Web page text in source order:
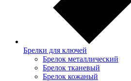
Брелки для ключей
Брелок металлический
Брелок тканевый
Брелок кожаный